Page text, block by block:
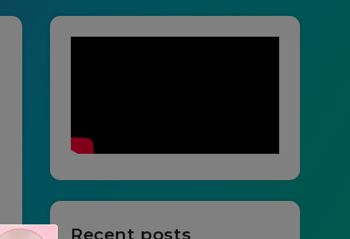
Recent posts